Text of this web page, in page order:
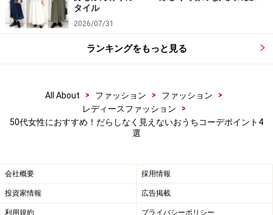
ーデに投入した途端、すっきり見えが叶うので、だらし
なさを感じさせません。知的で落ち着いた印象になるの
で、上手に取り入れたいもの。
レイヤードしたコーデ。ブラックカラーを選ぶことで、
すっきりと見えて、体型カバーにつながっています。
スカートは、レーヨンのしなやかな落ち感がポイント
きて、エレガントに。ウエストはゴム仕様なので、おう
ち時間もストレスフリーで過ごすことができます。ロン
グ丈で脚が見えないので、スタイルアップ効果はもちろ
タイル
2026/07/31
ランキングをもっと見る
All About > ファッション > ファッション
>
レディースファッション
>
50代女性におすすめ！だらしなく見えないおうちコーデポイント4
選
会社概要 採用情報
投資家情報 広告掲載
利用規約 プライバシーポリシー